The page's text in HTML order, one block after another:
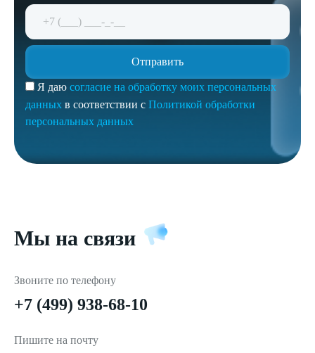
Я даю согласие на обработку моих персональных
данных в соответствии с Политикой обработки
персональных данных
Мы на связи
Звоните по телефону
+7 (499) 938-68-10
Пишите на почту